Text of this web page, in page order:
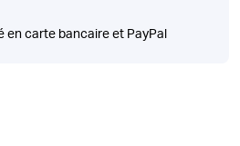
en carte bancaire et PayPal